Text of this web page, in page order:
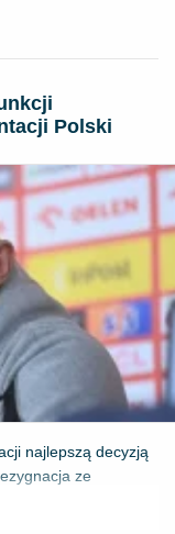
Polski
najlepszą decyzją
ze